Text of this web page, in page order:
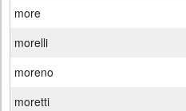
more
morelli
moreno
moretti